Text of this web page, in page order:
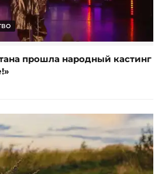
прошла народный кастинг